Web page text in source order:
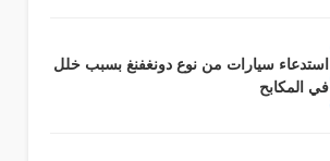
استدعاء سيارات من نوع دونغفنغ بسبب خلل
في المكابح